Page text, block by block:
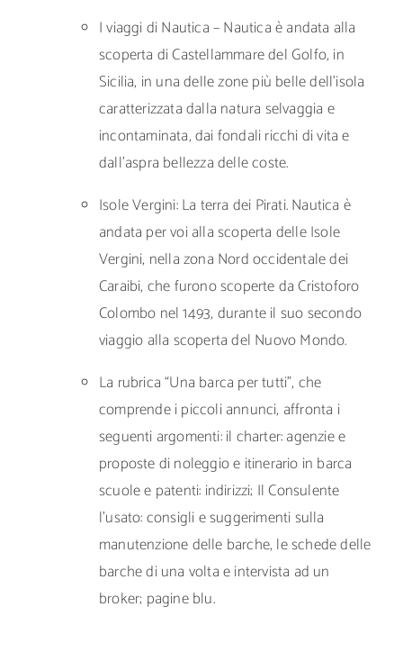
I viaggi di Nautica – Nautica è andata alla
scoperta di Castellammare del Golfo, in
Sicilia, in una delle zone più belle dell’isola
caratterizzata dalla natura selvaggia e
incontaminata, dai fondali ricchi di vita e
dall’aspra bellezza delle coste.
Isole Vergini: La terra dei Pirati. Nautica è
andata per voi alla scoperta delle Isole
Vergini, nella zona Nord occidentale dei
Caraibi, che furono scoperte da Cristoforo
Colombo nel 1493, durante il suo secondo
viaggio alla scoperta del Nuovo Mondo.
La rubrica “Una barca per tutti”, che
comprende i piccoli annunci, affronta i
seguenti argomenti: il charter: agenzie e
proposte di noleggio e itinerario in barca
scuole e patenti: indirizzi; Il Consulente
l’usato: consigli e suggerimenti sulla
manutenzione delle barche, le schede delle
barche di una volta e intervista ad un
broker; pagine blu.